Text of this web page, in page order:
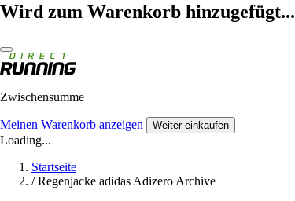
Wird zum Warenkorb hinzugefügt...
Zwischensumme
Meinen Warenkorb anzeigen Weiter einkaufen
Loading...
Startseite
/ Regenjacke adidas Adizero Archive